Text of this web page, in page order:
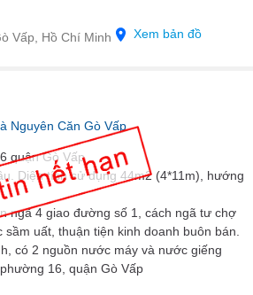
Vấp, Hồ Chí Minh Xem bản đồ
Nguyên Căn Gò Vấp
quận Gò Vấp
Diện tích sử dụng 44m2 (4*11m), hướng
ngã 4 giao đường số 1, cách ngã tư chợ
uất, thuận tiện kinh doanh buôn bán.
có 2 nguồn nước máy và nước giếng
16, quận Gò Vấp